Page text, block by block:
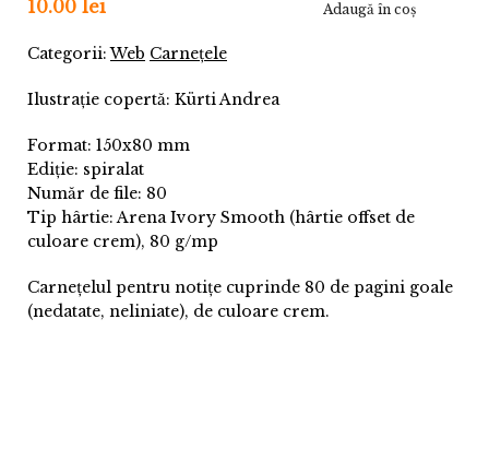
10.00 lei Adaugă în coş
Categorii:Web Carnețele
Ilustrație copertă: Kürti Andrea
Format: 150x80 mm
Ediție: spiralat
Număr de file: 80
Tip hârtie: Arena Ivory Smooth (hârtie offset de
culoare crem), 80 g/mp
Carnețelul pentru notițe cuprinde 80 de pagini goale
(nedatate, neliniate), de culoare crem.